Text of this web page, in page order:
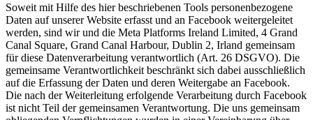
Soweit mit Hilfe des hier beschriebenen Tools personenbezogene
Daten auf unserer Website erfasst und an Facebook weitergeleitet
werden, sind wir und die Meta Platforms Ireland Limited, 4 Grand
Canal Square, Grand Canal Harbour, Dublin 2, Irland gemeinsam
für diese Datenverarbeitung verantwortlich (Art. 26 DSGVO). Die
gemeinsame Verantwortlichkeit beschränkt sich dabei ausschließlich
auf die Erfassung der Daten und deren Weitergabe an Facebook.
Die nach der Weiterleitung erfolgende Verarbeitung durch Facebook
ist nicht Teil der gemeinsamen Verantwortung. Die uns gemeinsam